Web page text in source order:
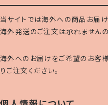
当サイトでは海外への商品お届け
海外発送のご注文は承れませんの
海外へのお届けをご希望のお客
りご注文ください。